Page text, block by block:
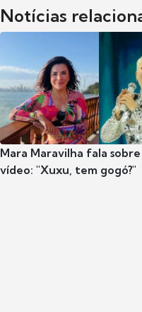
Notícias
Mara Maravilha fala
vídeo: "Xuxu, tem gogó?"